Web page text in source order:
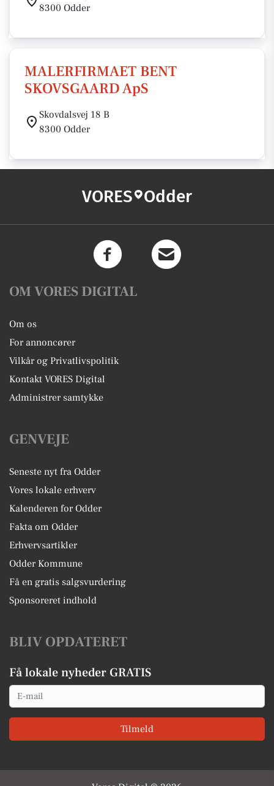
8300 Odder
MALERFIRMAET BENT
SKOVSGAARD ApS
Skovdalsvej 18 B
8300 Odder
VORES Odder
OM VORES DIGITAL
Om os
For annoncører
Vilkår og Privatlivspolitik
Kontakt VORES Digital
Administrer samtykke
GENVEJE
Seneste nyt fra Odder
Vores lokale erhverv
Kalenderen for Odder
Fakta om Odder
Erhvervsartikler
Odder Kommune
Få en gratis salgsvurdering
Sponsoreret indhold
BLIV OPDATERET
Få lokale nyheder GRATIS
Email
Tilmeld